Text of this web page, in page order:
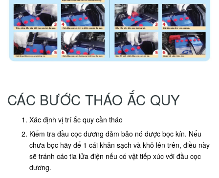
CÁC BƯỚC THÁO ẮC QUY
Xác định vị trí ắc quy cần tháo
Kiểm tra đầu cọc dương đảm bảo nó được bọc kín. Nếu
chưa bọc hãy để 1 cái khăn sạch và khô lên trên, điều này
sẽ tránh các tia lửa điện nếu có vật tiếp xúc với đầu cọc
dương.